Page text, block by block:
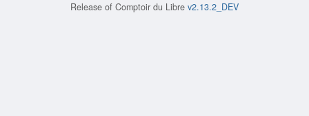
Release of Comptoir du Libre v2.13.2_DEV